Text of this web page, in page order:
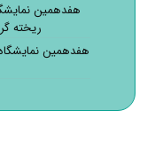
هفدهمین
ریخته
هفدهمین